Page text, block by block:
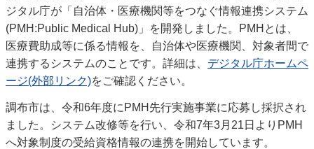
ジタル庁が「自治体・医療機関等をつなぐ情報連携システム
(PMH:Public Medical Hub)」を開発しました。PMHとは、
医療費助成等に係る情報を、自治体や医療機関、対象者間で
連携するシステムのことです。詳細は、 デジタル庁ホームペ
ージ(外部リンク)をご確認ください。
調布市は、令和6年度にPMH先行実施事業に応募し採択され
ました。システム改修等を行い、令和7年3月21日よりPMH
へ対象制度の受給資格情報の連携を開始しています。